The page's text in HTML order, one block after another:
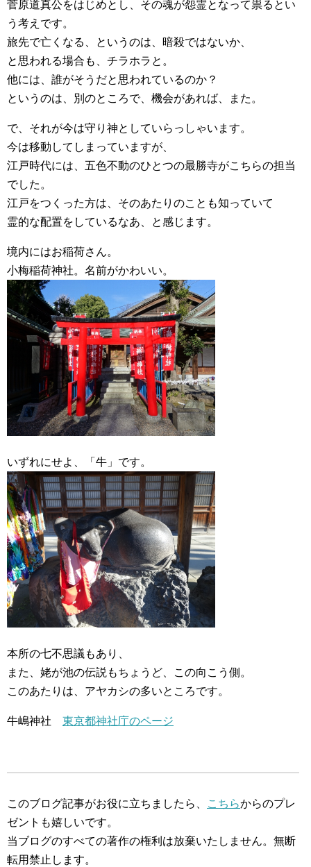
菅原道真公をはじめとし、その魂が怨霊となって祟るとい
う考えです。
旅先で亡くなる、というのは、暗殺ではないか、
と思われる場合も、チラホラと。
他には、誰がそうだと思われているのか？
というのは、別のところで、機会があれば、また。
で、それが今は守り神としていらっしゃいます。
今は移動してしまっていますが、
江戸時代には、五色不動のひとつの最勝寺がこちらの担当
でした。
江戸をつくった方は、そのあたりのことも知っていて
霊的な配置をしているなあ、と感じます。
境内にはお稲荷さん。
小梅稲荷神社。名前がかわいい。
いずれにせよ、「牛」です。
本所の七不思議もあり、
また、姥が池の伝説もちょうど、この向こう側。
このあたりは、アヤカシの多いところです。
牛嶋神社 東京都神社庁のページ
このブログ記事がお役に立ちましたら、 こちらからのプレ
ゼントも嬉しいです。
当ブログのすべての著作の権利は放棄いたしません。無断
転用禁止します。